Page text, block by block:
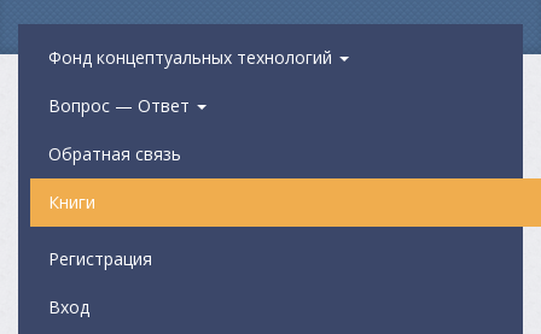
Фонд концептуальных технологий
Вопрос — Ответ
Обратная связь
Книги
Регистрация
Вход